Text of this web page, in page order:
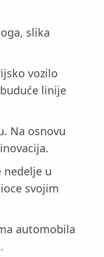
slika
vozilo
linije
Na osnovu
nedelje u
svojim
automobila